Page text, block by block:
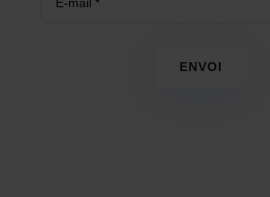
ENVOI